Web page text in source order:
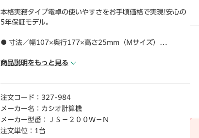
本格実務タイプ電卓の使いやすさをお手頃価格で実現!安心の
5年保証モデル。
● 寸法／幅107×奥行177×高さ25mm（Mサイズ）
● 電源／太陽電池＋リチウム電池（CR2025）×1個
● メモリ2／有
● 早打ち／有
● 切り捨て／有
● 税計算／有
● 演算状態表示／有
商品説明をもっと見る
注文コード： 327-984
メーカー名： カシオ計算機
メーカー型番：
ＪＳ－２００Ｗ－Ｎ
注文単位： 1台